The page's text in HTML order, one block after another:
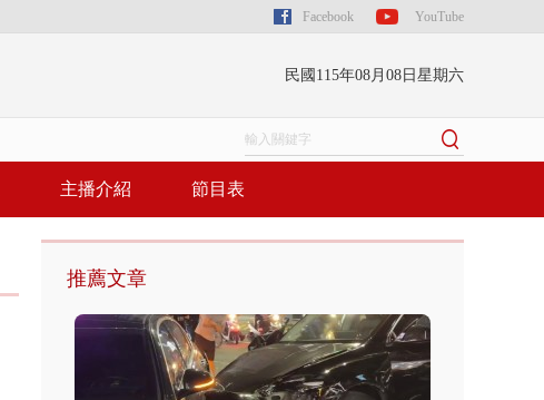
Facebook YouTube
民國115年08月08日星期六
主播介紹 節目表
推薦文章